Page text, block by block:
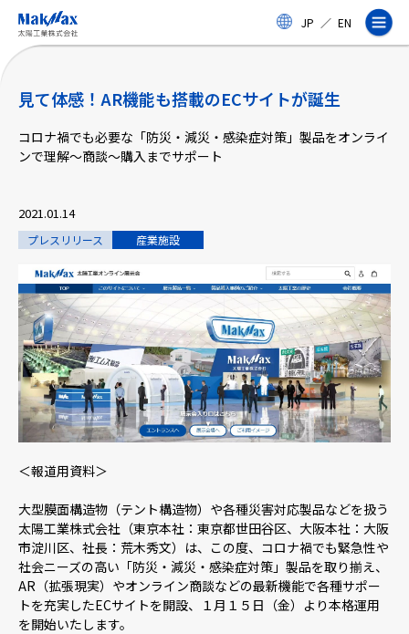
コ
ン
JP ／ EN
企業情報
事業紹介
製品・サービス
実績
太陽工業コラム
採用情報
ニュース
お問い合わせ
見て体感！AR機能も搭載のECサイトが誕生
コロナ禍でも必要な「防災・減災・感染症対策」製品をオンライ
ンで理解～商談～購入までサポート
2021.01.14
プレスリリース 産業施設
＜報道用資料＞
大型膜面構造物（テント構造物）や各種災害対応製品などを扱う
太陽工業株式会社（東京本社：東京都世田谷区、大阪本社：大阪
市淀川区、社長：荒木秀文）は、この度、コロナ禍でも緊急性や
社会ニーズの高い「防災・減災・感染症対策」製品を取り揃え、
AR（拡張現実）やオンライン商談などの最新機能で各種サポー
トを充実したECサイトを開設、１月１５日（金）より本格運用
を開始いたします。